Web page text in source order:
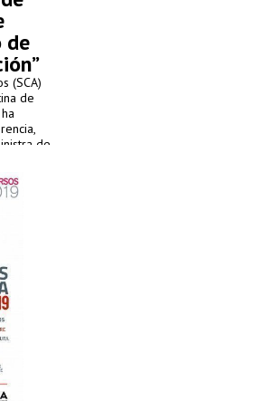
de
(SCA)
de
de